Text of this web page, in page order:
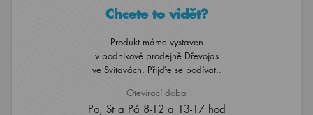
Chcete to vidět?
Produkt máme vystaven
v podnikové prodejně Dřevojas
ve Svitavách. Přijďte se podívat..
Otevírací doba
Po, St a Pá 8-12 a 13-17 hod